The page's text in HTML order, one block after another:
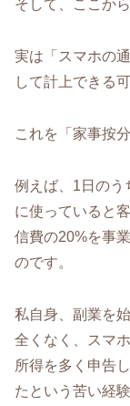
そして、ここか
実は「スマホの
して計上できる
これを「家事按
例えば、1日のう
に使っていると
信費の20%を事
のです。
私自身、副業を
全くなく、スマ
所得を多く申告
たという苦い経